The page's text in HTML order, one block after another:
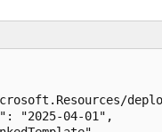
"2025-04-01",